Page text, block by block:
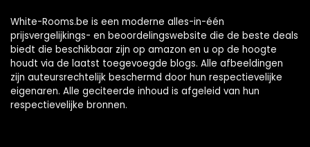
White-Rooms.be is een moderne alles-in-één
prijsvergelijkings- en beoordelingswebsite die de beste deals
biedt die beschikbaar zijn op amazon en u op de hoogte
houdt via de laatst toegevoegde blogs. Alle afbeeldingen
zijn auteursrechtelijk beschermd door hun respectievelijke
eigenaren. Alle geciteerde inhoud is afgeleid van hun
respectievelijke bronnen.